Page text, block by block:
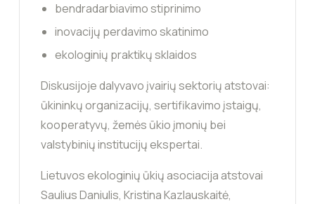
bendradarbiavimo stiprinimo
inovacijų perdavimo skatinimo
ekologinių praktikų sklaidos
Diskusijoje dalyvavo įvairių sektorių atstovai:
ūkininkų organizacijų, sertifikavimo įstaigų,
kooperatyvų, žemės ūkio įmonių bei
valstybinių institucijų ekspertai.
Lietuvos ekologinių ūkių asociacija atstovai
Saulius Daniulis, Kristina Kazlauskaitė,